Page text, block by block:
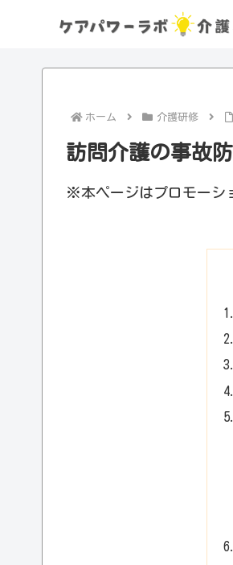
ホーム 介護研修
訪問介護の事故
※本ページはプロモーシ